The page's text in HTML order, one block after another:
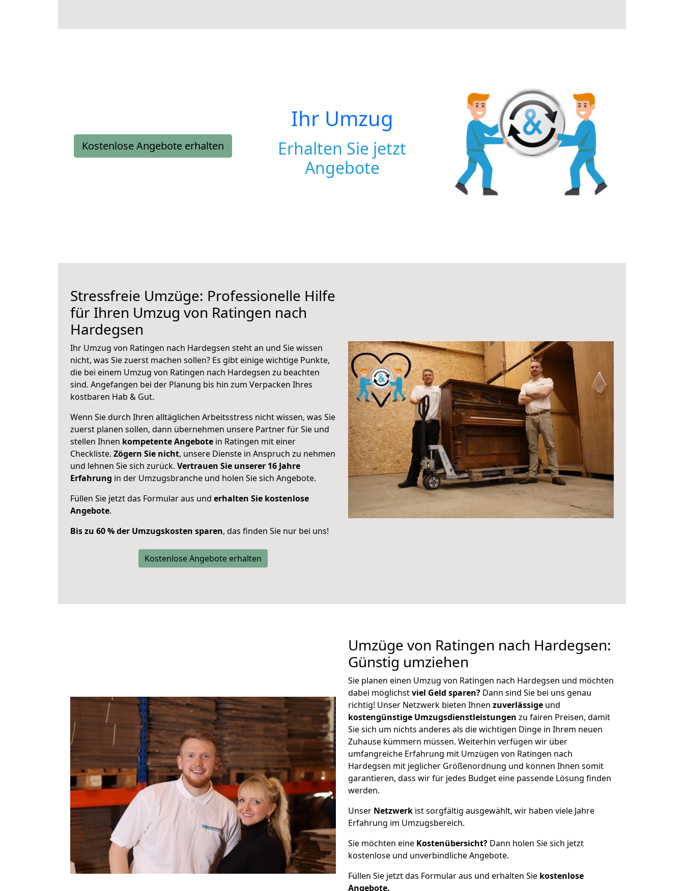
Kostenlose Angebote erhalten
Ihr Umzug
Erhalten Sie jetzt
Angebote
Stressfreie Umzüge: Professionelle Hilfe
für Ihren Umzug von Ratingen nach
Hardegsen
Ihr Umzug von Ratingen nach Hardegsen steht an und Sie wissen
nicht, was Sie zuerst machen sollen? Es gibt einige wichtige Punkte,
die bei einem Umzug von Ratingen nach Hardegsen zu beachten
sind. Angefangen bei der Planung bis hin zum Verpacken Ihres
kostbaren Hab & Gut.
Wenn Sie durch Ihren alltäglichen Arbeitsstress nicht wissen, was Sie
zuerst planen sollen, dann übernehmen unsere Partner für Sie und
stellen Ihnen kompetente Angebote in Ratingen mit einer
Checkliste. Zögern Sie nicht, unsere Dienste in Anspruch zu nehmen
und lehnen Sie sich zurück. Vertrauen Sie unserer 16 Jahre
Erfahrung in der Umzugsbranche und holen Sie sich Angebote.
Füllen Sie jetzt das Formular aus und erhalten Sie kostenlose
Angebote.
Bis zu 60 % der Umzugskosten sparen, das finden Sie nur bei uns!
Kostenlose Angebote erhalten
Umzüge von Ratingen nach Hardegsen:
Günstig umziehen
Sie planen einen Umzug von Ratingen nach Hardegsen und möchten
dabei möglichstviel Geld sparen? Dann sind Sie bei uns genau
richtig! Unser Netzwerk bieten Ihnen zuverlässige und
kostengünstige Umzugsdienstleistungen zu fairen Preisen, damit
Sie sich um nichts anderes als die wichtigen Dinge in Ihrem neuen
Zuhause kümmern müssen. Weiterhin verfügen wir über
umfangreiche Erfahrung mit Umzügen von Ratingen nach
Hardegsen mit jeglicher Größenordnung und können Ihnen somit
garantieren, dass wir für jedes Budget eine passende Lösung finden
werden.
Unser Netzwerk ist sorgfältig ausgewählt, wir haben viele Jahre
Erfahrung im Umzugsbereich.
Sie möchten eine Kostenübersicht? Dann holen Sie sich jetzt
kostenlose und unverbindliche Angebote.
Füllen Sie jetzt das Formular aus und erhalten Sie kostenlose
Angebote.